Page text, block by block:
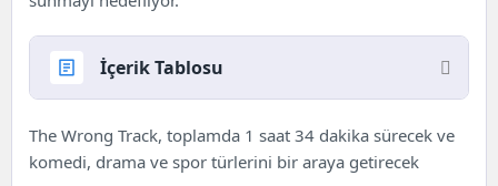
İçerik Tablosu
Yanlış Yolda Filmi Hakkında
Yanlış Yolda Film Konusu
The Wrong Track, toplamda 1 saat 34 dakika sürecek ve
komedi, drama ve spor türlerini bir araya getirecek